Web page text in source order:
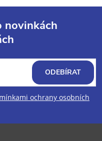
novinkách
ochrany osobních
ODEBÍRAT